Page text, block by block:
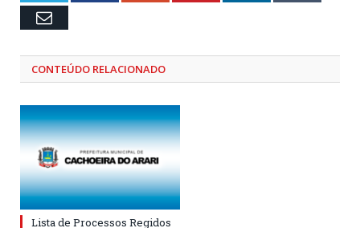
Email
CONTEÚDO RELACIONADO
Lista de Processos Regidos